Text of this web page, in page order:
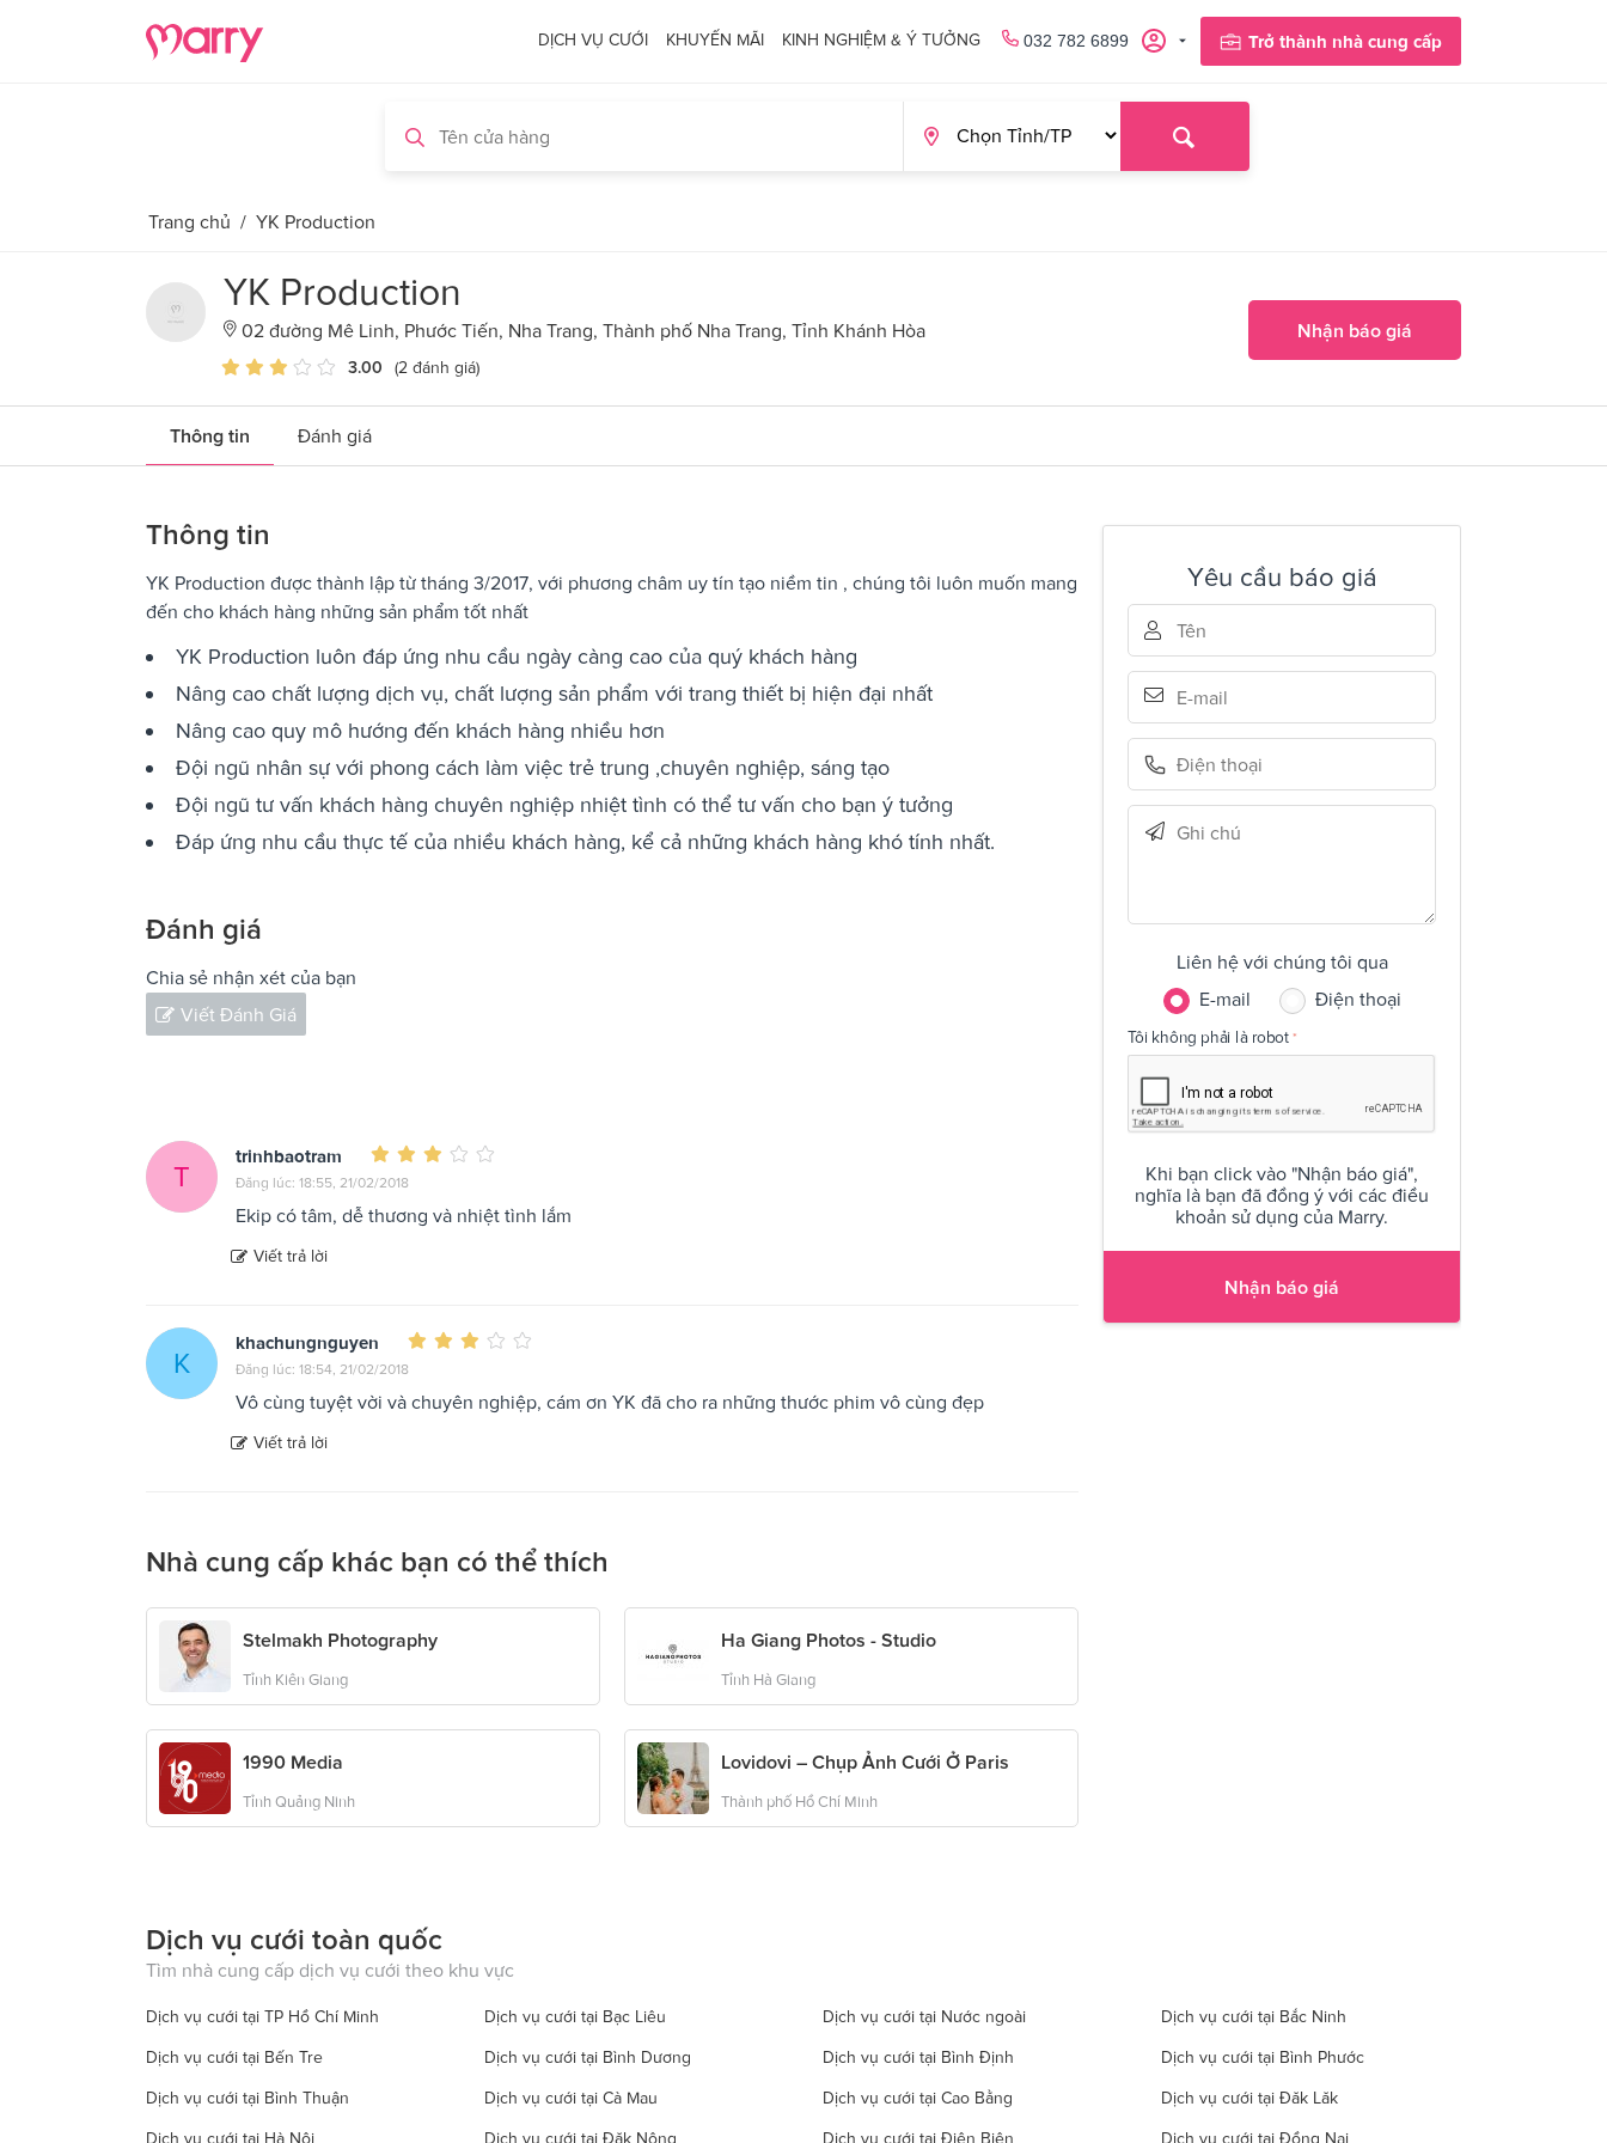
Trở thành nhà cung cấp
032 782 6899
DỊCH VỤ CƯỚI KHUYẾN MÃI KINH NGHIỆM & Ý TƯỞNG
Trang chủ / YK Production
YK Production
02 đường Mê Linh, Phước Tiến, Nha Trang, Thành phố Nha Trang, Tỉnh Khánh Hòa
3.00 (2 đánh giá)
Nhận báo giá
Thông tin Đánh giá
Thông tin
YK Production được thành lập từ tháng 3/2017, với phương châm uy tín tạo niềm tin , chúng tôi luôn muốn mang
đến cho khách hàng những sản phẩm tốt nhất
YK Production luôn đáp ứng nhu cầu ngày càng cao của quý khách hàng
Nâng cao chất lượng dịch vụ, chất lượng sản phẩm với trang thiết bị hiện đại nhất
Nâng cao quy mô hướng đến khách hàng nhiều hơn
Đội ngũ nhân sự với phong cách làm việc trẻ trung ,chuyên nghiệp, sáng tạo
Đội ngũ tư vấn khách hàng chuyên nghiệp nhiệt tình có thể tư vấn cho bạn ý tưởng
Đáp ứng nhu cầu thực tế của nhiều khách hàng, kể cả những khách hàng khó tính nhất.
Đánh giá
Chia sẻ nhận xét của bạn
Viết Đánh Giá
T
trinhbaotram
Đăng lúc: 18:55, 21/02/2018
Ekip có tâm, dễ thương và nhiệt tình lắm
Viết trả lời
K
khachungnguyen
Đăng lúc: 18:54, 21/02/2018
Vô cùng tuyệt vời và chuyên nghiệp, cám ơn YK đã cho ra những thước phim vô cùng đẹp
Viết trả lời
Nhà cung cấp khác bạn có thể thích
Stelmakh Photography
Tỉnh Kiên Giang
Ha Giang Photos - Studio
Tỉnh Hà Giang
1990 Media
Tỉnh Quảng Ninh
Lovidovi – Chụp Ảnh Cưới Ở Paris
Thành phố Hồ Chí Minh
Yêu cầu báo giá
Liên hệ với chúng tôi qua
E-mail
Điện thoại
Tôi không phải là robot
Khi bạn click vào "Nhận báo giá",
nghĩa là bạn đã đồng ý với các điều
khoản sử dụng của Marry.
Nhận báo giá
Dịch vụ cưới toàn quốc
Tìm nhà cung cấp dịch vụ cưới theo khu vực
Dịch vụ cưới tại TP Hồ Chí Minh Dịch vụ cưới tại Bạc Liêu Dịch vụ cưới tại Nước ngoài Dịch vụ cưới tại Bắc Ninh
Dịch vụ cưới tại Bến Tre Dịch vụ cưới tại Bình Dương Dịch vụ cưới tại Bình Định Dịch vụ cưới tại Bình Phước
Dịch vụ cưới tại Bình Thuận Dịch vụ cưới tại Cà Mau Dịch vụ cưới tại Cao Bằng Dịch vụ cưới tại Đăk Lăk
Dịch vụ cưới tại Hà Nội Dịch vụ cưới tại Đăk Nông Dịch vụ cưới tại Điện Biên Dịch vụ cưới tại Đồng Nai